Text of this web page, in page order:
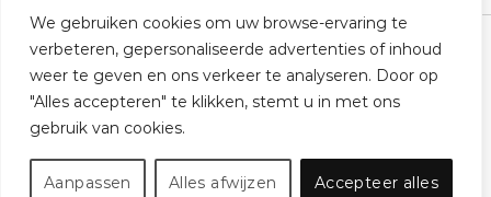
We gebruiken cookies om uw browse-ervaring te
verbeteren, gepersonaliseerde advertenties of inhoud
weer te geven en ons verkeer te analyseren. Door op
"Alles accepteren" te klikken, stemt u in met ons
gebruik van cookies.
Aanpassen Alles afwijzen Accepteer alles
Klantenservice Cookies Privacybeleid Disclaimer
© 2026 -